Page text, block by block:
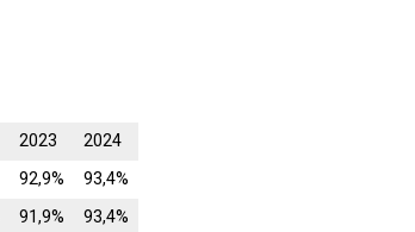
2023
2024
92,9%
93,4%
91,9% 93,4%